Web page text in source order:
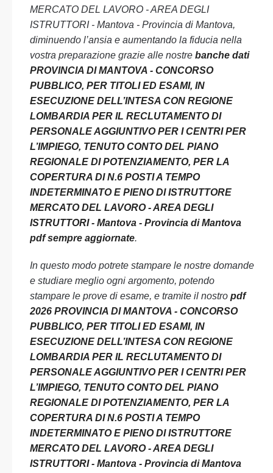
MERCATO DEL LAVORO - AREA DEGLI
ISTRUTTORI - Mantova - Provincia di Mantova,
diminuendo l’ansia e aumentando la fiducia nella
vostra preparazione grazie alle nostre banche dati
PROVINCIA DI MANTOVA - CONCORSO
PUBBLICO, PER TITOLI ED ESAMI, IN
ESECUZIONE DELL’INTESA CON REGIONE
LOMBARDIA PER IL RECLUTAMENTO DI
PERSONALE AGGIUNTIVO PER I CENTRI PER
L’IMPIEGO, TENUTO CONTO DEL PIANO
REGIONALE DI POTENZIAMENTO, PER LA
COPERTURA DI N.6 POSTI A TEMPO
INDETERMINATO E PIENO DI ISTRUTTORE
MERCATO DEL LAVORO - AREA DEGLI
ISTRUTTORI - Mantova - Provincia di Mantova
pdf sempre aggiornate.
In questo modo potrete stampare le nostre domande
e studiare meglio ogni argomento, potendo
stampare le prove di esame, e tramite il nostro pdf
2026 PROVINCIA DI MANTOVA - CONCORSO
PUBBLICO, PER TITOLI ED ESAMI, IN
ESECUZIONE DELL’INTESA CON REGIONE
LOMBARDIA PER IL RECLUTAMENTO DI
PERSONALE AGGIUNTIVO PER I CENTRI PER
L’IMPIEGO, TENUTO CONTO DEL PIANO
REGIONALE DI POTENZIAMENTO, PER LA
COPERTURA DI N.6 POSTI A TEMPO
INDETERMINATO E PIENO DI ISTRUTTORE
MERCATO DEL LAVORO - AREA DEGLI
ISTRUTTORI - Mantova - Provincia di Mantova